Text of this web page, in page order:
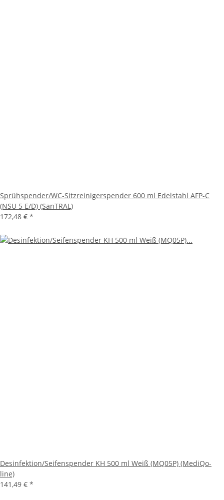
Sprühspender/WC-Sitzreinigerspender 600 ml Edelstahl AFP-C
(NSU 5 E/D) (SanTRAL)
172,48 € *
Desinfektion/Seifenspender KH 500 ml Weiß (MQ05P) (MediQo-
line)
141,49 € *